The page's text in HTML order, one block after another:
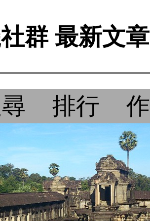
群 最新文章
排行